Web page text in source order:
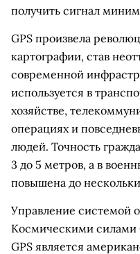
получить сигнал
GPS произвела
картографии, став
современной
используется в
хозяйстве,
операциях и
людей. Точность
3 до 5 метров, а в
повышена до
Управление системой
Космическими
GPS является